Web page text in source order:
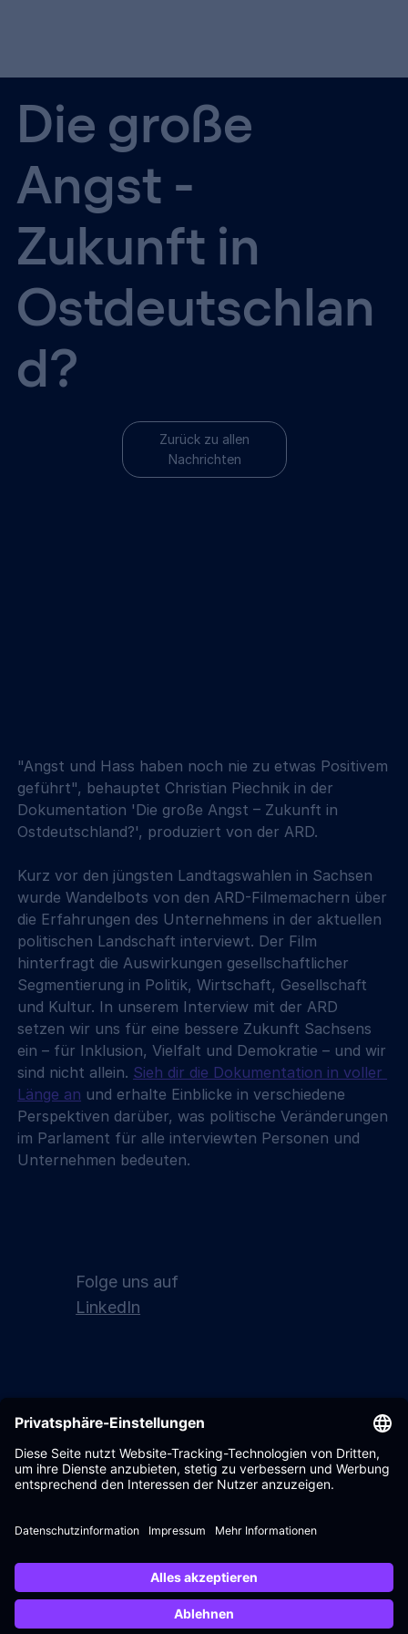
Die große
Angst -
Zukunft in
Ostdeutschlan
d?
"Angst und Hass haben noch nie zu etwas Positivem
geführt", behauptet Christian Piechnik in der
Dokumentation 'Die große Angst – Zukunft in
Ostdeutschland?', produziert von der ARD.
Kurz vor den jüngsten Landtagswahlen in Sachsen
wurde Wandelbots von den ARD-Filmemachern über
die Erfahrungen des Unternehmens in der aktuellen
politischen Landschaft interviewt. Der Film
hinterfragt die Auswirkungen gesellschaftlicher
Segmentierung in Politik, Wirtschaft, Gesellschaft
und Kultur. In unserem Interview mit der ARD
setzen wir uns für eine bessere Zukunft Sachsens
ein – für Inklusion, Vielfalt und Demokratie – und wir
sind nicht allein. Sieh dir die Dokumentation in voller
Länge an und erhalte Einblicke in verschiedene
Perspektiven darüber, was politische Veränderungen
im Parlament für alle interviewten Personen und
Unternehmen bedeuten.
Zurück zu allen
Nachrichten
Folge uns auf
LinkedIn
Wandelbots GmbH 2017
- 2026
Terms & Conditions
Datenschutz
Einstellungen